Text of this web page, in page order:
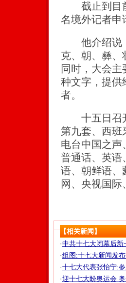
截止到目前
名境外记者申
他介绍说，
克、朝、彝、
同时，大会
种文字，提供
者。
十五日召开
第九套、西班
电台中国之声
普通话、英语
语、朝鲜语、
网、央视国
【相关新闻】
·中共十七大闭幕后
·组图:十七大新闻发
·十七大代表张怡宁:
·迎十七大盼奥运会